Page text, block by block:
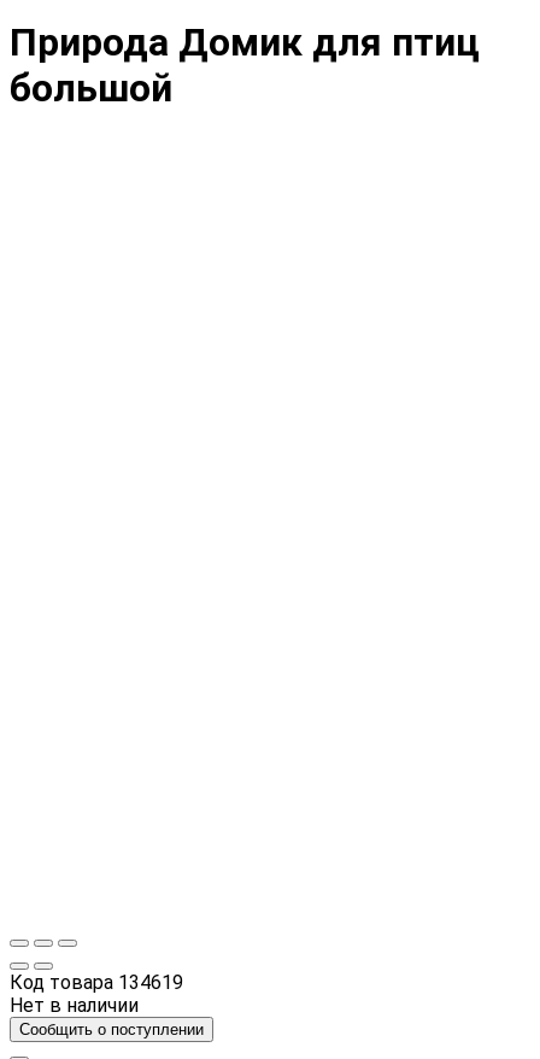
Природа Домик для птиц
большой
Код товара 134619
Нет в наличии
Сообщить о поступлении